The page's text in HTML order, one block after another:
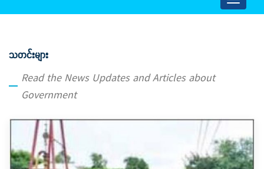
Toggle
သတင်းများ
Read the News Updates and Articles about
Government